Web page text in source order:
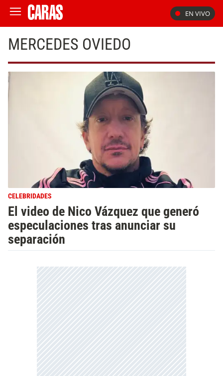
EN VIVO
MERCEDES OVIEDO
CELEBRIDADES
El video de Nico Vázquez que generó
especulaciones tras anunciar su
separación